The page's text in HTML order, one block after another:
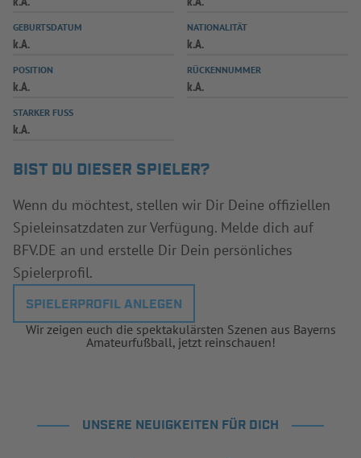
SPIELPLUS
GEBURTSDATUM
k.A.
NATIONALITÄT
k.A.
POSITION
k.A.
RÜCKENNUMMER
k.A.
STARKER FUSS
k.A.
BIST DU DIESER SPIELER?
Wenn du möchtest, stellen wir Dir Deine offiziellen
Spieleinsatzdaten zur Verfügung. Melde dich auf
BFV.DE an und erstelle Dir Dein persönliches
Spielerprofil.
SPIELERPROFIL ANLEGEN
Wir zeigen euch die spektakulärsten Szenen aus Bayerns
Amateurfußball, jetzt reinschauen!
UNSERE NEUIGKEITEN FÜR DICH